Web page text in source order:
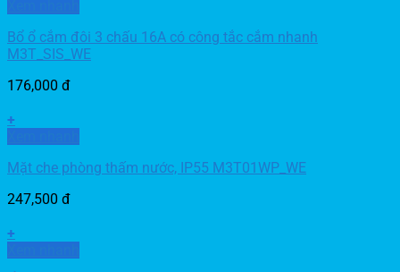
Bổ ổ cắm đôi 3 chấu 16A có công tắc cắm nhanh
M3T_SIS_WE
176,000 đ
+
Mặt che phòng thấm nước, IP55 M3T01WP_WE
247,500 đ
+